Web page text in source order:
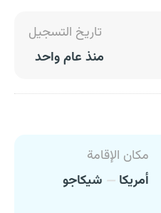
تاريخ التسجيل
منذ عام واحد
مكان الإقامة
أمريكا
شيكاجو